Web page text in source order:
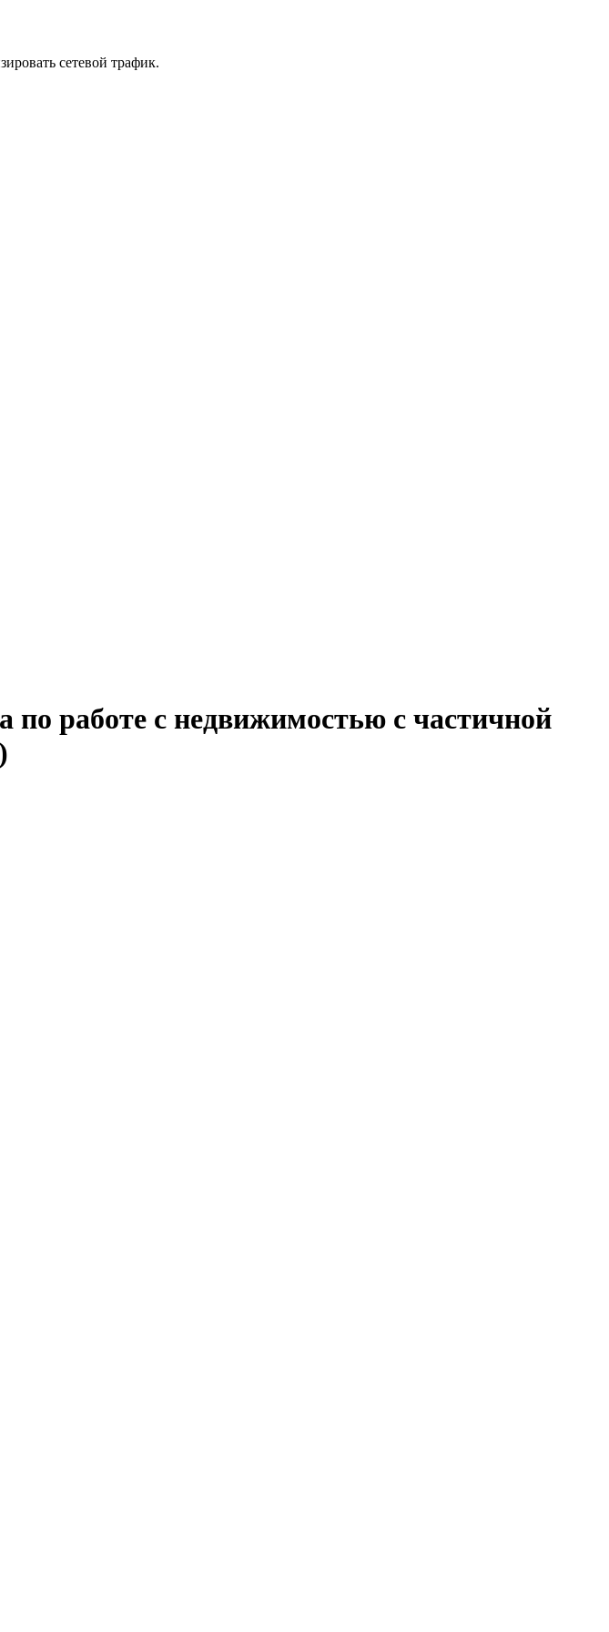
сетевой трафик.
по работе с недвижимостью с частичной